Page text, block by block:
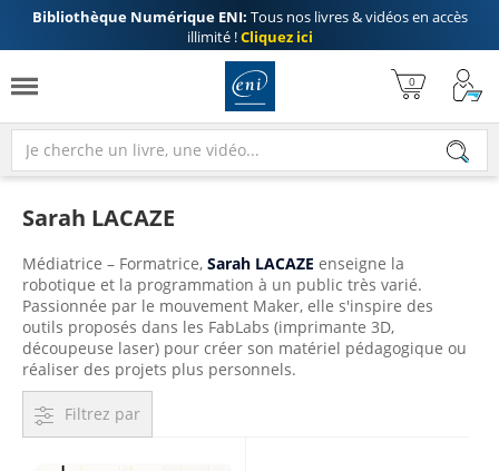
Bibliothèque Numérique ENI: Tous nos livres & vidéos en accès
illimité !Cliquez ici
Sarah LACAZE
Médiatrice – Formatrice, Sarah LACAZE enseigne la
robotique et la programmation à un public très varié.
Passionnée par le mouvement Maker, elle s'inspire des
outils proposés dans les FabLabs (imprimante 3D,
découpeuse laser) pour créer son matériel pédagogique ou
réaliser des projets plus personnels.
Filtrez par